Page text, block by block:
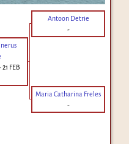
Antoon Detrie
-
21 FEB
Maria Catharina Freles
-